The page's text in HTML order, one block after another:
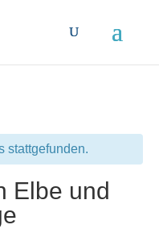
stattgefunden.
Elbe und